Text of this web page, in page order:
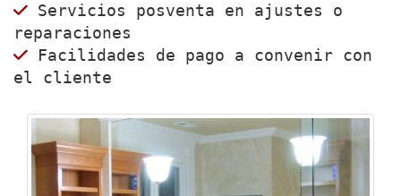
Servicios posventa en ajustes o
reparaciones
Facilidades de pago a convenir con
el cliente